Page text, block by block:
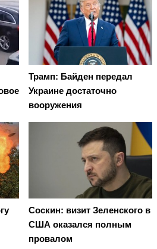
Трамп: Байден передал
Украине достаточно
вооружения
Соскин: визит Зеленского в
США оказался полным
провалом